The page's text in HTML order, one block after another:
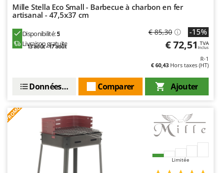
Tellarini Pompe
Telwin
Tenco
Tornado
Trev - Abrek - TecnoVIR
Trotec
Troy-Bilt
Mille Stella Eco Small - Barbecue à charbon en fer
artisanal - 47,5x37 cm
Disponibilité:5
Livraison gratuite
13 août - 17 août
€ 85,30 -15%
€ 72,51 TVA
Inclus
R-1
€ 60,43 Hors taxes (HT)
Ajouter
Comparer
Données techniques
PROMO
Limitée